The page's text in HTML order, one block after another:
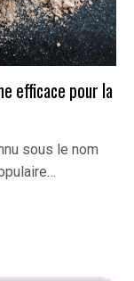
efficace pour la
sous le nom